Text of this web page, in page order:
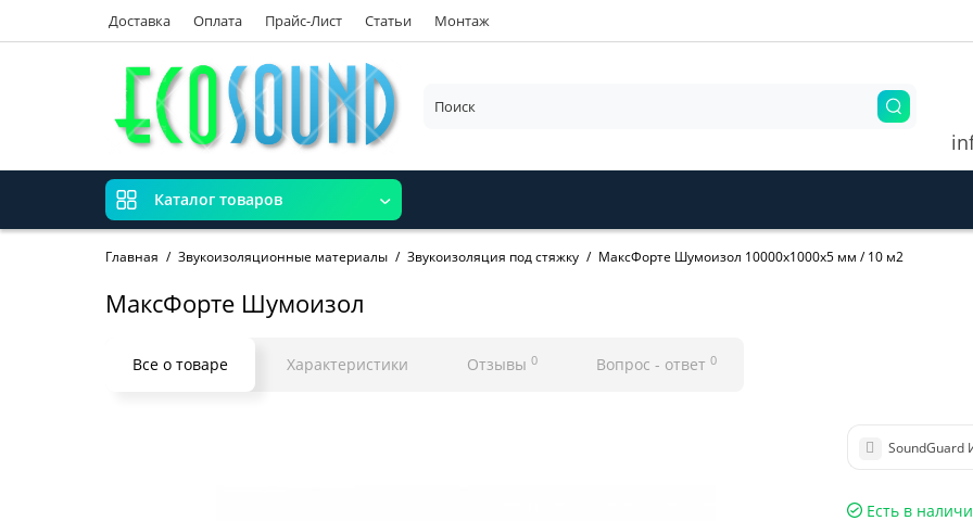
Доставка Оплата Прайс-Лист Статьи Монтаж
Каталог товаров
Главная Звукоизоляционные материалы Звукоизоляция под стяжку МаксФорте Шумоизол 10000х1000х5 мм / 10 м2
МаксФорте Шумоизол
Все о товаре Характеристики Отзывы 0 Вопрос - ответ 0
SoundGuard
Есть в